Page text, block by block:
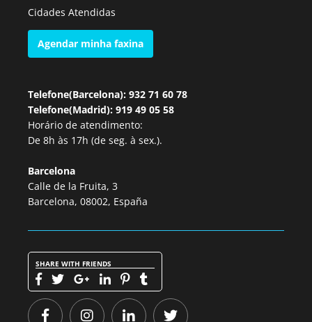
Cidades Atendidas
Agendar minha faxina
Telefone(Barcelona): 932 71 60 78
Telefone(Madrid): 919 49 05 58
Horário de atendimento:
De 8h às 17h (de seg. à sex.).
Barcelona
Calle de la Fruita, 3
Barcelona, 08002, España
SHARE WITH FRIENDS